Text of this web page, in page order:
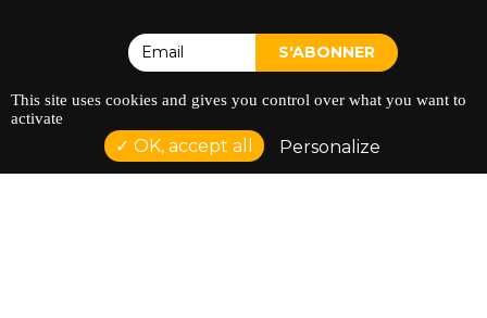
ADRESSE : 128 AVENUE DU SERGENT MAGINOT 35000
RENNES
This site uses cookies and gives you control over what you want to
activate
OK, accept all Personalize